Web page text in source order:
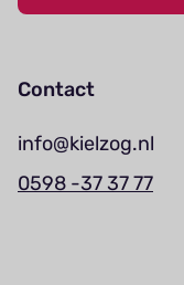
Contact
info@kielzog.nl
0598 -37 37 77